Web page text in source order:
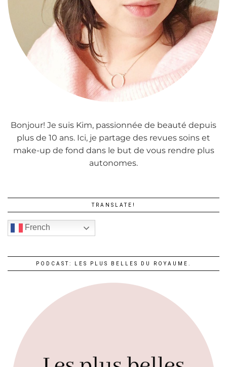
Bonjour! Je suis Kim, passionnée de beauté depuis
plus de 10 ans. Ici, je partage des revues soins et
make-up de fond dans le but de vous rendre plus
autonomes.
TRANSLATE!
French
PODCAST: LES PLUS BELLES DU ROYAUME.